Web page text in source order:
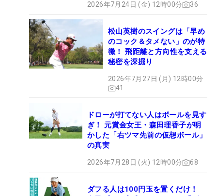
2026年7月24日 (金) 12時00分 36
松山英樹のスイングは「早め
のコック＆タメない」のが特
徴！ 飛距離と方向性を支える
秘密を深掘り
2026年7月27日 (月) 12時00分
41
ドローが打てない人はボールを見す
ぎ！ 元賞金女王・森田理香子が明
かした「右ツマ先前の仮想ボール」
の真実
2026年7月28日 (火) 12時00分 68
ダフる人は100円玉を置くだけ！